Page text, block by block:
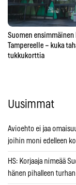
Suomen ensimmäinen
Tampereelle – kuka
tukkukorttia
Uusimmat
Avioehto ei jaa
joihin moni edelleen
HS: Korjaaja nimeää
hänen pihalleen